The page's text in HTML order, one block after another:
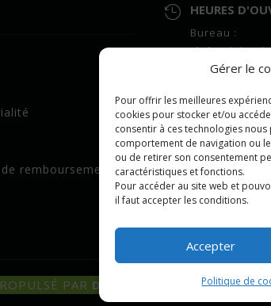
Gérer le
Pour offrir les meilleures
cookies pour stocker et/ou
consentir à ces technologies
comportement de navigation ou
ou de retirer son consentement
caractéristiques et fonctions.
Pour accéder au site web et
il faut accepter les conditions.
Accepter
Politique de
remboursement
 HEURES
Bureau :
7h à 16h
Centre de
 COURRIEL
PAR DR WEB